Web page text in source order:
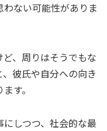
ない可能性がありま
、周りはそうでもな
彼氏や自分への向き
す。
しつつ、社会的な最